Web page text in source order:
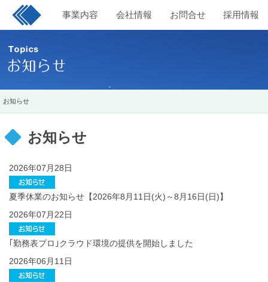
事業内容 会社情報 お問合せ 採用情報
お知らせ
お知らせ
2026年07月28日
夏季休業のお知らせ【2026年8月11日(火)～8月16日(日)】
2026年07月22日
｢勤務表プロ｣クラウド環境の提供を開始しました
2026年06月11日